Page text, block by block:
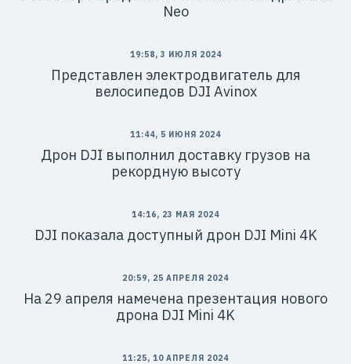
Neo
19:58, 3 ИЮЛЯ 2024
Представлен электродвигатель для
велосипедов DJI Avinox
11:44, 5 ИЮНЯ 2024
Дрон DJI выполнил доставку грузов на
рекордную высоту
14:16, 23 МАЯ 2024
DJI показала доступный дрон DJI Mini 4K
20:59, 25 АПРЕЛЯ 2024
На 29 апреля намечена презентация нового
дрона DJI Mini 4K
11:25, 10 АПРЕЛЯ 2024